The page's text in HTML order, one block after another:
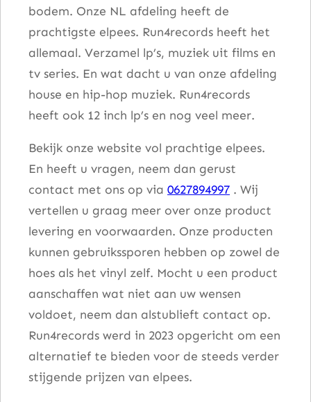
bodem. Onze NL afdeling heeft de
prachtigste elpees. Run4records heeft het
allemaal. Verzamel lp’s, muziek uit films en
tv series. En wat dacht u van onze afdeling
house en hip-hop muziek. Run4records
heeft ook 12 inch lp’s en nog veel meer.
Bekijk onze website vol prachtige elpees.
En heeft u vragen, neem dan gerust
contact met ons op via 0627894997 . Wij
vertellen u graag meer over onze product
levering en voorwaarden. Onze producten
kunnen gebruikssporen hebben op zowel de
hoes als het vinyl zelf. Mocht u een product
aanschaffen wat niet aan uw wensen
voldoet, neem dan alstublieft contact op.
Run4records werd in 2023 opgericht om een
alternatief te bieden voor de steeds verder
stijgende prijzen van elpees.